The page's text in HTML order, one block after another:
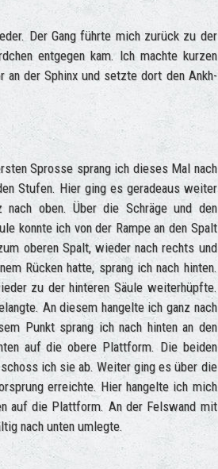
Der Gang führte mich zurück zu der
entgegen kam. Ich machte kurzen
der Sphinx und setzte dort den Ankh-
Sprosse sprang ich dieses Mal nach
Stufen. Hier ging es geradeaus weiter
oben. Über die Schräge und den
konnte ich von der Rampe an den Spalt
oberen Spalt, wieder nach rechts und
Rücken hatte, sprang ich nach hinten.
zu der hinteren Säule weiterhüpfte.
An diesem hangelte ich ganz nach
Punkt sprang ich nach hinten an den
auf die obere Plattform. Die beiden
ich sie ab. Weiter ging es über die
erreichte. Hier hangelte ich mich
auf die Plattform. An der Felswand mit
nach unten umlegte.